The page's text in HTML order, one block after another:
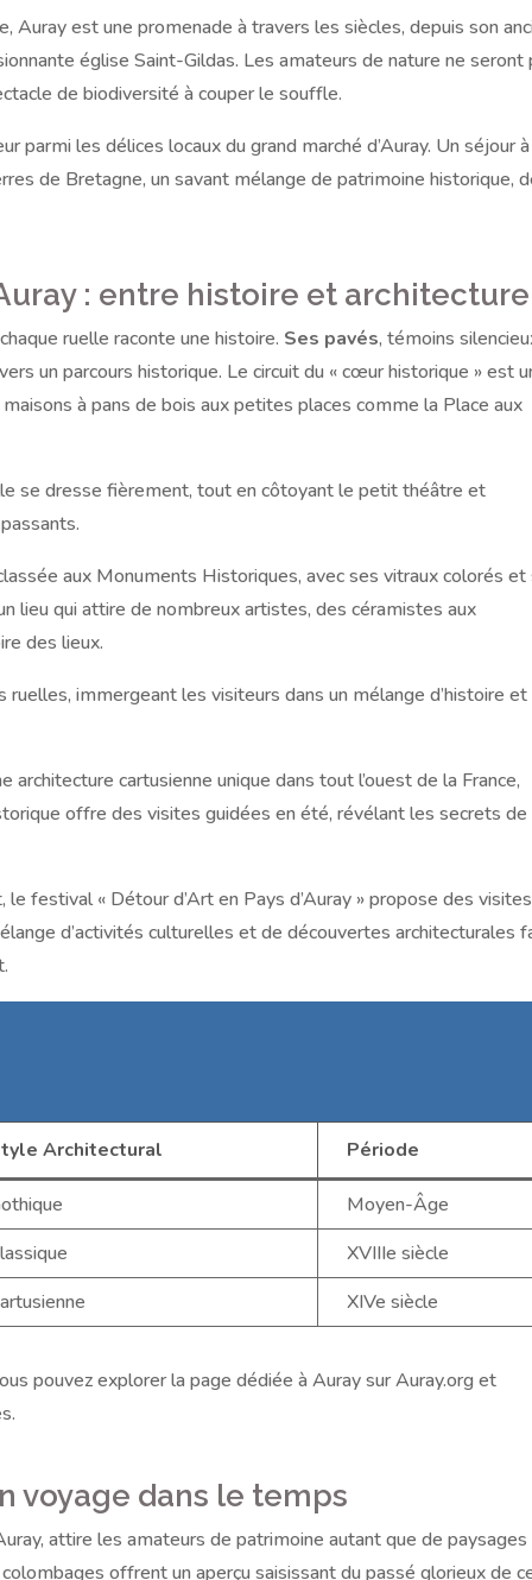
Auray est une promenade à travers les siècles, depuis son
église Saint-Gildas. Les amateurs de nature ne seront
de biodiversité à couper le souffle.
parmi les délices locaux du grand marché d’Auray. Un séjour à
de Bretagne, un savant mélange de patrimoine historique,
: entre histoire et architecture
ruelle raconte une histoire. Ses pavés, témoins
un parcours historique. Le circuit du « cœur historique » est
à pans de bois aux petites places comme la Place aux
se dresse fièrement, tout en côtoyant le petit théâtre et
aux Monuments Historiques, avec ses vitraux colorés et
lieu qui attire de nombreux artistes, des céramistes aux
des lieux.
immergeant les visiteurs dans un mélange d’histoire
cartusienne unique dans tout l’ouest de la France,
offre des visites guidées en été, révélant les secrets
festival « Détour d’Art en Pays d’Auray » propose des
d’activités culturelles et de découvertes architecturales
Architectural Période
Moyen-Âge
XVIIIe siècle
XIVe siècle
pouvez explorer la page dédiée à Auray sur Auray.org et
voyage dans le temps
attire les amateurs de patrimoine autant que de paysages
offrent un aperçu saisissant du passé glorieux de